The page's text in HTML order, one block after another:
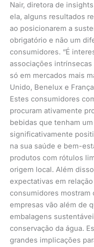
Nair, diretora de
ela, alguns resultados
ao posicionarem a
obrigatório e não um
consumidores. “É
associações
só em mercados mais
Unido, Benelux e
Estes consumidores
procuram ativamente
bebidas que tenham
significativamente
na sua saúde e bem-
produtos com rótulos
origem local. Além
expectativas em
consumidores mostram
empresas vão além de
embalagens
conservação da água.
grandes implicações